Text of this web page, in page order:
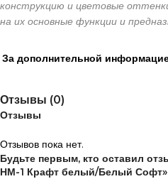
конструкцию и цветовые
на их основные функции и
За дополнительной
Отзывы (0)
Отзывы
Отзывов пока нет.
Будьте первым, кто оставил
НМ-1 Крафт белый/Белый Софт»